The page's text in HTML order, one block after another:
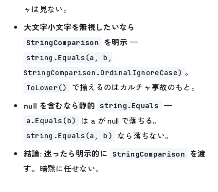
ャは見ない。
大文字小文字を無視したいなら
StringComparison を明示 —
string.Equals(a, b,
StringComparison.OrdinalIgnoreCase) 。
ToLower()
で揃えるのはカルチャ事故のもと。
null を含むなら静的
string.Equals —
a.Equals(b) は a が null で落ちる。
string.Equals(a, b)
なら落ちない。
結論: 迷ったら明示的に
StringComparison
を渡
す。暗黙に任せない。